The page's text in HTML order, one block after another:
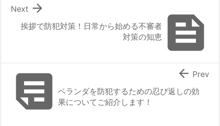

挨拶で防犯対策！日常から始める不審者
対策の知恵

Next
ベランダを防犯するための忍び返しの効
果についてご紹介します！
 Prev